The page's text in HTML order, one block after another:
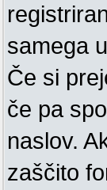
samega
Če si
če pa
naslov.
zaščito